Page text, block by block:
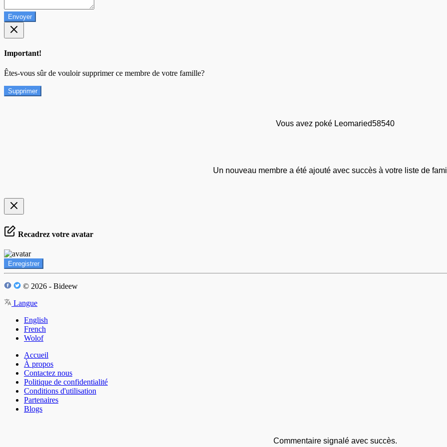
Envoyer
Important!
Êtes-vous sûr de vouloir supprimer ce membre de votre famille?
Supprimer
Vous avez poké Leomaried58540
Un nouveau membre a été ajouté avec succès à votre liste de
Recadrez votre avatar
Enregistrer
© 2026 - Bideew
Langue
English
French
Wolof
Accueil
À propos
Contactez nous
Politique de confidentialité
Conditions d'utilisation
Partenaires
Blogs
Commentaire signalé avec succès.